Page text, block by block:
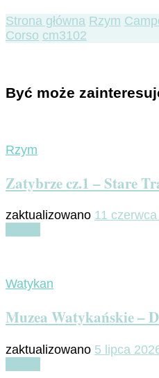
Strona główna Rzym
Corso cm3102
Być może
Rzym
Zatybrze cz.1 – Stare
zaktualizowano 11
Watykan
Muzea Watykańskie –
zaktualizowano 5 lipca